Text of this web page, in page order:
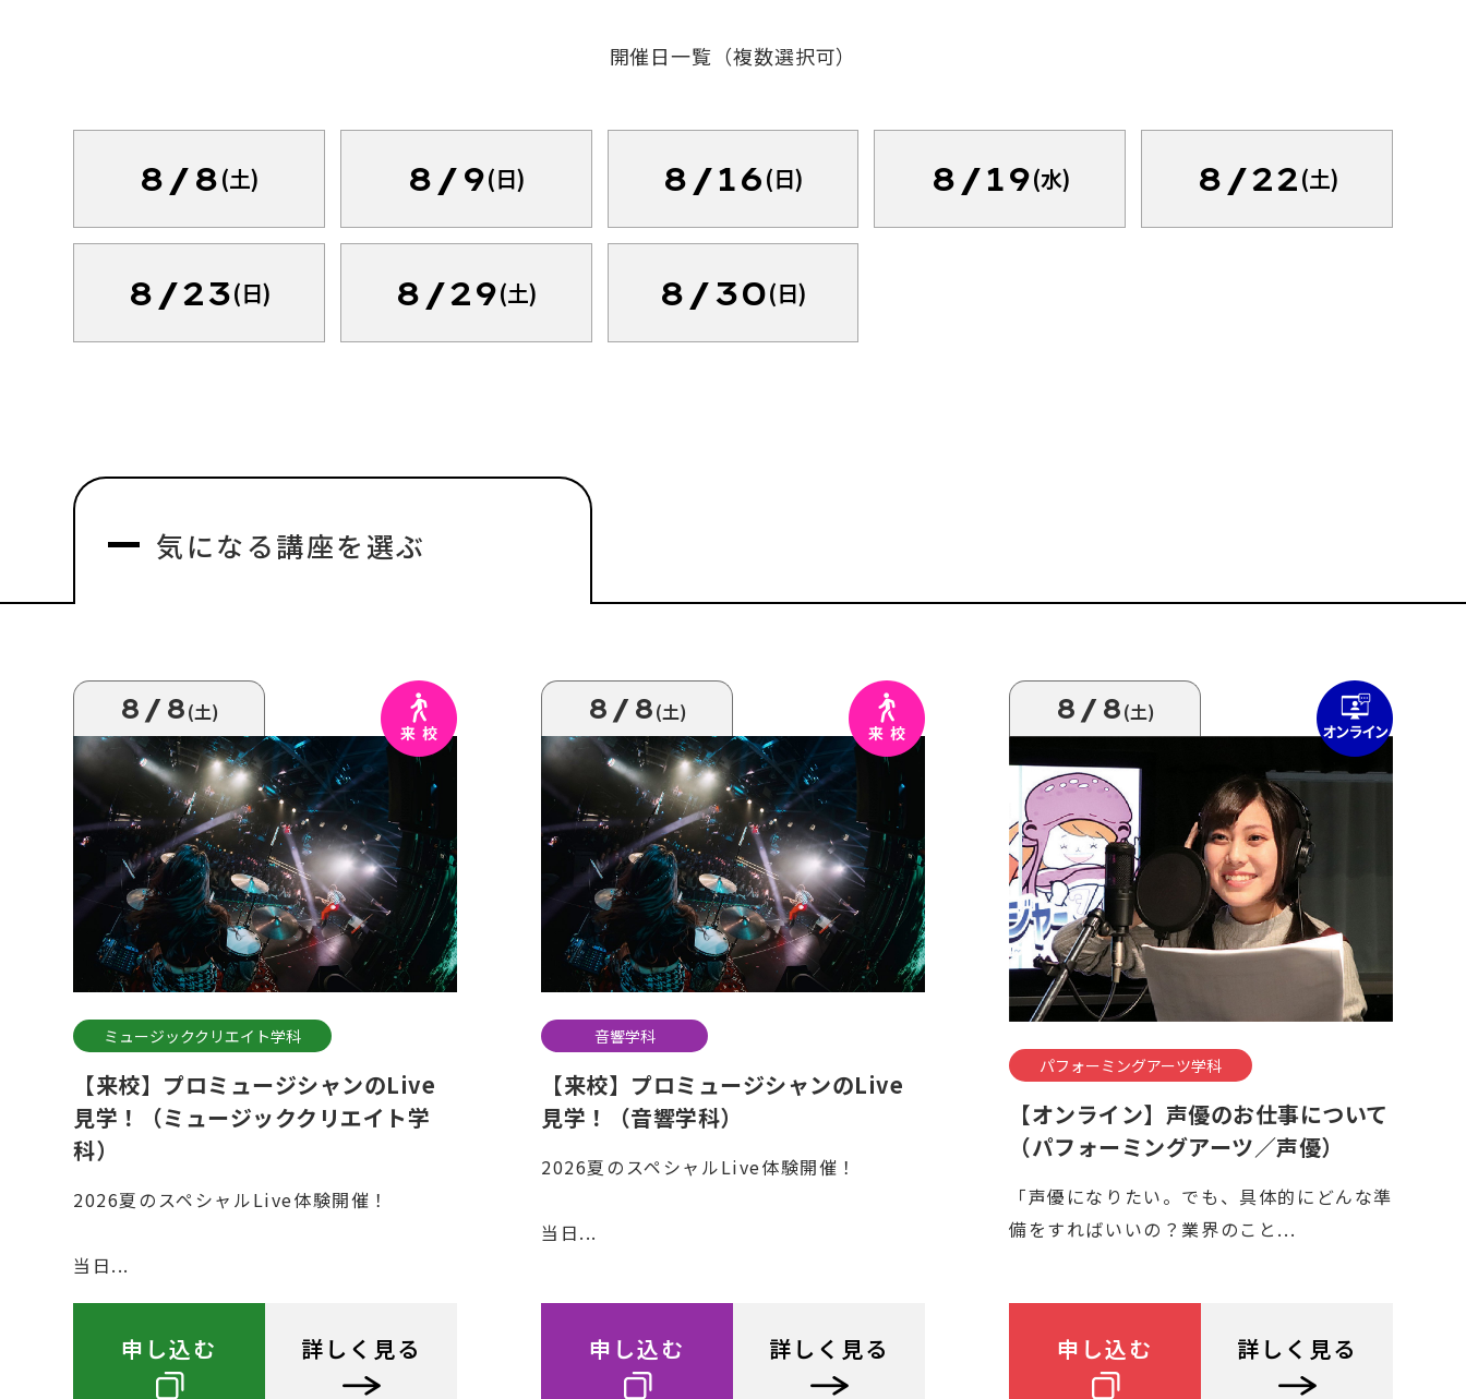
開催日一覧（複数選択可）
8/8(土) 8/9(日) 8/16(日) 8/19(水) 8/22(土)
8/23(日) 8/29(土) 8/30(日)
気になる講座を選ぶ
8/8(土)
ミュージッククリエイト学科
【来校】プロミュージシャンのLive
見学！（ミュージッククリエイト学
科）
2026夏のスペシャルLive体験開催！
当日...
申し込む 詳しく見る
8/8(土)
音響学科
【来校】プロミュージシャンのLive
見学！（音響学科）
2026夏のスペシャルLive体験開催！
当日...
申し込む 詳しく見る
8/8(土)
パフォーミングアーツ学科
【オンライン】声優のお仕事について
（パフォーミングアーツ／声優）
「声優になりたい。でも、具体的にどんな準
備をすればいいの？業界のこと...
申し込む 詳しく見る